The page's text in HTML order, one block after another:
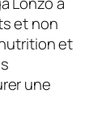
et non
et
une